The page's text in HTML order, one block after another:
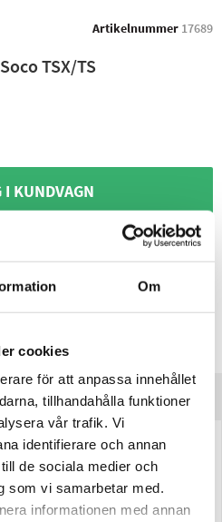
Om
cookies
för att anpassa innehållet
tillhandahålla funktioner
vår trafik. Vi
identifierare och annan
de sociala medier och
som vi samarbetar med.
informationen med annan
Artikelnummer 17689
TSX/TS
KUNDVAGN
Soco TSX/TS.